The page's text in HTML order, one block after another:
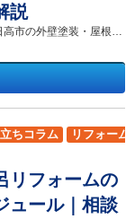
説
皆様こんにちは！！ 坂戸市、飯能市、東松山市、日高市の外壁塗装・屋根リフォーム専門店 株式会社色彩デザインです！ 坂戸市在住の皆さまの中で、毎月の光熱費が高くてお困りの方や、ご自宅の給湯器が古くなって交換をご検討されている方はいませんか。坂戸市でも最新のエコキュートへ交換したいけれど、初期費用が高くてなかなか購入の決断ができないとお悩みのご家族は多い印象を受けます。 本コラムでは、2026年最新のエコキュート導入時に活用できる補助金制度の概要や、坂戸市で補助金を受け取るための具体的な申請手順および失敗しないための重要ポイントを徹底的にわかりやすくご紹介いたします。 本コラム最後までお読みいただくことで、2026年の最新補助金制度の金額や対象条件、補助金を確実に受け取るための申請手続きの流れ、さらにエコキュート導入による光熱費の削減効果や工事選びのコツまでをしっかりと理解できます。 自宅の給湯器の買い替えをご検討中の方や、坂戸市で光熱費を賢く節約したいご家族、補助金を賢く使ってお得にリフォームしたいご家族は、ぜひ最後まで読んでみてください！ ▼合わせてチェック▼色彩デザインのショールーム [myphp file="comContactL01"] 2026年に利用できるエコキュート補助金制度の概要と最新動向 2026年度も国や自治体による手厚い給湯省エネ支援事業が継続されており、高効率給湯器であるエコキュートの普及に向けた大型の補助金制度が実施されております。エネルギー価格の高騰が続く現在において、家庭の省エネ化を推進するエコキュート導入補助金は過去最大級の補助額となっております。 2026年の給湯省エネ事業におけるエコキュートの基本補助額は、本体1台あたり7万円から設定されております。さらに省エネ性能が極めて高い高効率モデルを選択された場合には、最大で1台あたり12万円の補助金が支給される仕組みとなっております。エコキュートの初期費用を大幅に抑えることができるため、2026年度の補助金制度はエコキュートを購入する絶好の機会となっております。 補助金の対象となるエコキュートの条件 エコキュートの補助金を獲得するためには、購入する機器が国の定める一定の省エネ基準を満たしていることや、申請者自身が対象要件に該当していることが必要不可欠となります。条件を満たさない機器を購入してしまうと補助金が交付されませんので、事前に細かく条件をチェックする必要があります。 補助金対象となるエコキュートは、2025年度または2026年度の目標年度に応じた省エネ基準達成率を満たしている高効率機種に限られております。具体的には太陽光発電の余剰電力を利用して夜間だけでなく昼間にお湯を沸かす機能が搭載されたモデルが指定されております。SDリフォームで過去にお手伝いした坂戸市のお客様も、当初は低価格な標準モデルをご検討されていましたが、省エネ性能が高い対象モデルに変更したことで無事に補助金を適用することができました。メーカーのカタログに「給湯省エネ事業対象製品」の記載があるか否かを必ず事前に確認することが大切です。 補助金申請の流れと必要書類｜申請前に押さえたいポイント エコキュートの補助金申請は、施工事業者を経由してオンラインで手続きを行う流れが一般的となっております。個人のお客様が直接行政窓口へ申請を行う形式ではないため、事業者選びとスムーズな書類準備が成功の鍵を握ります。 補助金受給までの全体スケジュールと具体的な手続き手順 エコキュート補助金の申請手続きは、まず登録施工業者であるSDリフォームとの工事契約締結からスタートいたします。機器の手配と工事完了後に、施工業者が補助金事務局の専用ポータルサイトからオンラインにて交付申請を送信いたします。SDリフォームが坂戸市で担当したお客様の事例では、申請をし審査を経て補助金の交付確定までに約3ヶ月から4ヶ月のかかりました。予算が上限に達した段階で申請受付が終了となるため、工事が決まったら早期に申請手続きへ移ることが大切です。 申請時に提出する必須書類と絶対に失敗しない準備のコツ 補助金申請に必要な書類には、工事対象住宅の本人確認書類（運転免許証など）、工事請負契約書、設置機器の保証書、工事前後の施工写真などが含まれます。特に機器の設置前と設置後の写真撮影は必須であり、型番がはっきりと読み取れる状態で撮影しなければ申請が却下されるリスクがございます。SDリフォームでは坂戸市での全施工現場において、専門スタッフが撮影基準に基づいた正確な施工写真を記録しております。 エコキュートへ交換することによる光熱費削減効果とメリット 従来の電気温水器やプロパンガス給湯器から最新のエコキュートへ買い替えることで、毎月の給湯にかかる光熱費を約3分の1から4分の1程度まで大幅に削減することが可能となります。大気の熱を利用してお湯を沸かすヒートポンプ技術により、極めて少ない電力で効率的にお湯を作ることができます。SDリフォームが坂戸市のお客様宅でエコキュート設置工事を行った後、お客様から「毎月の電気代が8,000円近く安くなって驚いた」という嬉しいお声を頂戴いたしました。初期投資はかかりますが、毎月のランニングコストを大幅に節約できる点がエコキュートの最大の魅力です。 補助金枠の残り状況と早期導入をおすすめする理由 国の給湯省エネ補助金予算は無制限ではなく、全国からの申請額が予算上限に達した時点で年度途中であっても早期終了する仕組みになっています。過去の補助金事業におきましても、秋口から冬場にかけて駆け込み需要が増加し、予定よりも早い段階で受付が締め切られた事例が多発いたしました。SDリフォームでも坂戸市の皆様へ、本格的な冬の給湯需要期を迎える前の春から夏にかけての早期ご検討を強くおすすめしております。補助金枠に余裕がある早期の段階で導入を決断することで、確実に補助金を獲得し賢くお得にリフォームを完了させることができます。 SDリフォームが選ばれる理由と坂戸市での施工実績 坂戸市でエコキュートの交換リフォームをご検討の際は、地域の気候や住環境を熟知し、補助金申請の実績が豊富な地元密着型のリフォーム専門店を選ぶことが安心への一番の近道となります。 補助金の交付申請手続きは提出書類が多く複雑ですが、SDリフォームではスタッフがお客さまに代わって申請作業を全面的にサポートいたします。坂戸市のお客様からも「複雑な書類作成や写真準備をSDリフォームにすべてお任せできたので、ストレスなくスムーズに補助金を受け取ることができた」とのお喜びの声を多数頂戴しております。お客様の手間を最小限に抑えつつ、確実に補助金を受給できるよう万全の態勢でサポートいたします。 本コラムでは、2026年最新のエコキュート導入時に利用できる補助金制度や申請時の重要ポイントについて徹底的に解説を行ってまいりました。現在実施されている給湯省エネ事業を活用することで、7万円から最大12万円もの補助金を受け取りながら最新のエコキュートへ交換できます。補助金の交付を受けるためには、省エネ基準を満たした対象機器の選定や、施工前後の写真撮影をはじめとする正確な書類提出が不可欠となります。国の予算枠には上限があり早期終了の恐れがあるため、光熱費削減効果も踏まえて早い時期に準備を進めることが成功の鍵となります。 リフォーム専門店SDリフォームでは、坂戸市を中心としたエリアで、地域密着をモットーに坂戸市をメインにリフォームを行わせていただいております。是非！リフォームの事ならSDリフォームにお任せください！ ▼合わせてチェック▼色彩デザインのショールーム [myphp file="comContactL01"]
リフォームの
ュール｜相談
ちコラム
リフォーム
越生町